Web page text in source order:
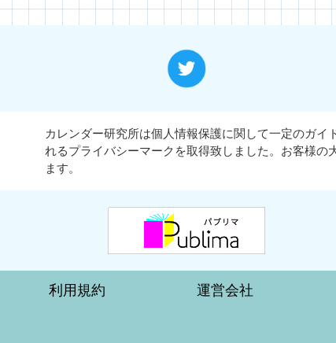
カレンダー研究所は個人情報保護に関して一定のガイ
れるプライバシーマークを取得致しました。お客様の
ます。
利用規約 運営会社